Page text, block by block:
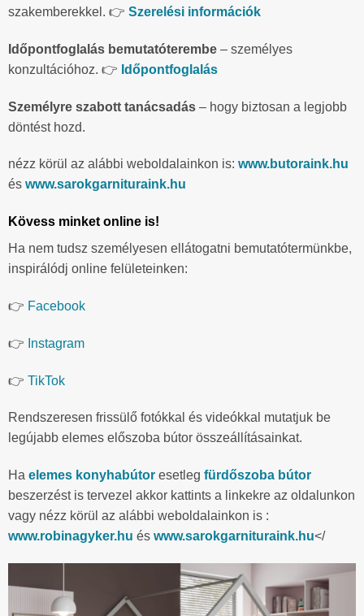
szakemberekkel. 👉 Szerelési információk
Időpontfoglalás bemutatóterembe – személyes
konzultációhoz. 👉 Időpontfoglalás
Személyre szabott tanácsadás – hogy biztosan a legjobb
döntést hozd.
nézz körül az alábbi weboldalainkon is: www.butoraink.hu
és www.sarokgarnituraink.hu
Kövess minket online is!
Ha nem tudsz személyesen ellátogatni bemutatótermünkbe,
inspirálódj online felületeinken:
👉 Facebook
👉 Instagram
👉 TikTok
Rendszeresen frissülő fotókkal és videókkal mutatjuk be
legújabb elemes előszoba bútor összeállításainkat.
Ha elemes konyhabútor esetleg fürdőszoba bútor
beszerzést is tervezel akkor kattints a linkekre az oldalunkon
vagy nézz körül az alábbi weboldalainkon is :
www.robinagyker.hu és www.sarokgarnituraink.hu</